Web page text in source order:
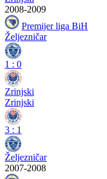
2008-2009
Premijer liga BiH
Željezničar
1 : 0
Zrinjski
Zrinjski
3 : 1
Željezničar
2007-2008